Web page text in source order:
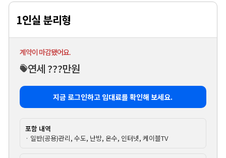
1인실 분리형
계약이 마감됐어요.
연세 ???만원
지금 로그인하고 임대료를 확인해 보세요.
포함 내역
· 일반(공용)관리, 수도, 난방, 온수, 인터넷, 케이블TV